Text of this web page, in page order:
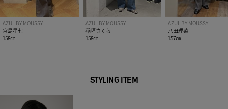
AZUL BY MOUSSY
宮島星七
158㎝
AZUL BY MOUSSY
稲垣さくら
158㎝
AZUL BY MOUSSY
八田理菜
157㎝
STYLING ITEM